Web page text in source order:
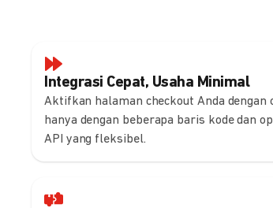
Integrasi Cepat, Usaha Minimal
Aktifkan halaman checkout Anda dengan
hanya dengan beberapa baris kode dan
API yang fleksibel.